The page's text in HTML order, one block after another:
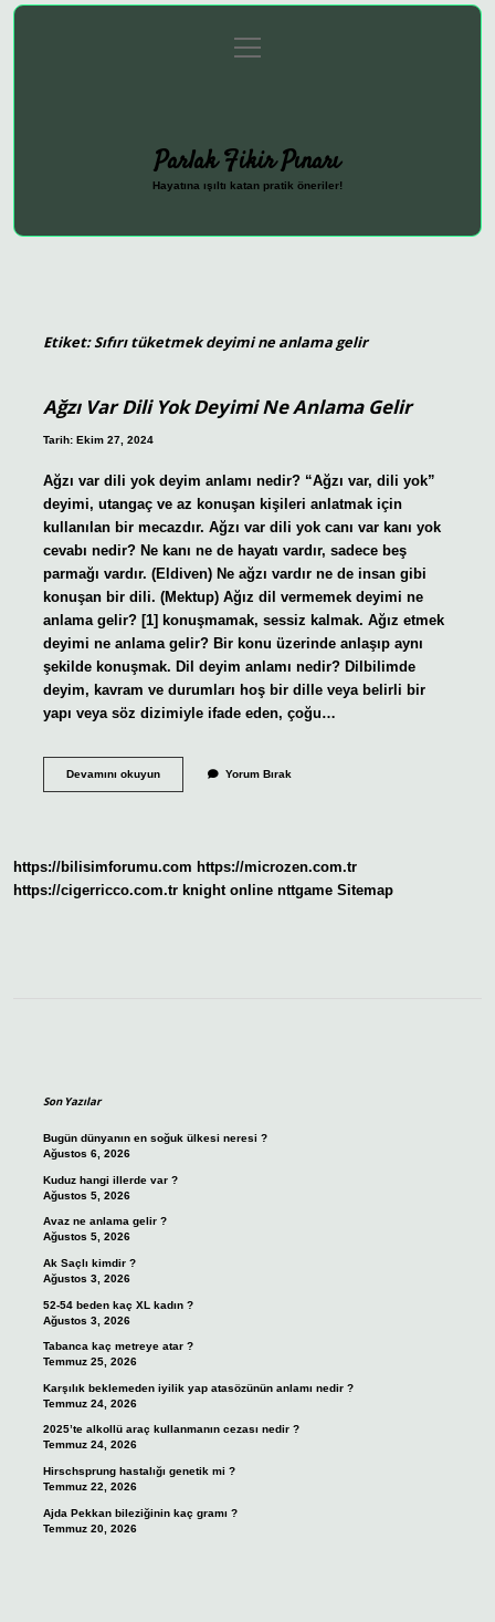
Gizlilik Politikası
menüyü
aç
Parlak Fikir Pınarı
Hayatına ışıltı katan pratik öneriler!
Etiket:Sıfırı tüketmek deyimi ne anlama gelir
Ağzı Var Dili Yok Deyimi Ne Anlama Gelir
Tarih: Ekim 27, 2024
Ağzı var dili yok deyim anlamı nedir? “Ağzı var, dili yok”
deyimi, utangaç ve az konuşan kişileri anlatmak için
kullanılan bir mecazdır. Ağzı var dili yok canı var kanı yok
cevabı nedir? Ne kanı ne de hayatı vardır, sadece beş
parmağı vardır. (Eldiven) Ne ağzı vardır ne de insan gibi
konuşan bir dili. (Mektup) Ağız dil vermemek deyimi ne
anlama gelir? [1] konuşmamak, sessiz kalmak. Ağız etmek
deyimi ne anlama gelir? Bir konu üzerinde anlaşıp aynı
şekilde konuşmak. Dil deyim anlamı nedir? Dilbilimde
deyim, kavram ve durumları hoş bir dille veya belirli bir
yapı veya söz dizimiyle ifade eden, çoğu…
Devamını okuyunAğzı
Anlama
Yorum Bırak
https://bilisimforumu.com https://microzen.com.tr
https://cigerricco.com.tr knight online nttgame Sitemap
Son Yazılar
Bugün dünyanın en soğuk ülkesi neresi ?
Ağustos 6, 2026
Kuduz hangi illerde var ?
Ağustos 5, 2026
Avaz ne anlama gelir ?
Ağustos 5, 2026
Ak Saçlı kimdir ?
Ağustos 3, 2026
52-54 beden kaç XL kadın ?
Ağustos 3, 2026
Tabanca kaç metreye atar ?
Temmuz 25, 2026
Karşılık beklemeden iyilik yap atasözünün anlamı nedir ?
Temmuz 24, 2026
2025’te alkollü araç kullanmanın cezası nedir ?
Temmuz 24, 2026
Hirschsprung hastalığı genetik mi ?
Temmuz 22, 2026
Ajda Pekkan bileziğinin kaç gramı ?
Temmuz 20, 2026